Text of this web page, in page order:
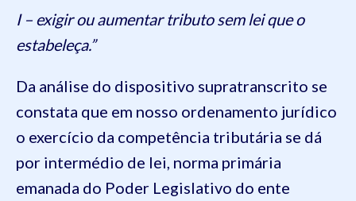
I – exigir ou aumentar tributo sem lei que o
estabeleça.”
Da análise do dispositivo supratranscrito se
constata que em nosso ordenamento jurídico
o exercício da competência tributária se dá
por intermédio de lei, norma primária
emanada do Poder Legislativo do ente